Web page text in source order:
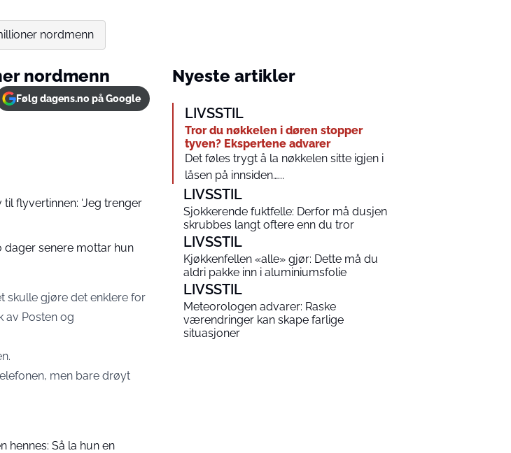
nordmenn
nordmenn
Følg dagens.no på Google
flyvertinnen: ‘Jeg trenger
dager senere mottar hun
skulle gjøre det enklere for
av Posten og
men bare drøyt
hennes: Så la hun en
Nyeste artikler
LIVSSTIL
Tror du nøkkelen i døren stopper
tyven? Ekspertene advarer
Det føles trygt å la nøkkelen sitte igjen i
låsen på innsiden…...
LIVSSTIL
Sjokkerende fuktfelle: Derfor må dusjen
skrubbes langt oftere enn du tror
LIVSSTIL
Kjøkkenfellen «alle» gjør: Dette må du
aldri pakke inn i aluminiumsfolie
LIVSSTIL
Meteorologen advarer: Raske
værendringer kan skape farlige
situasjoner